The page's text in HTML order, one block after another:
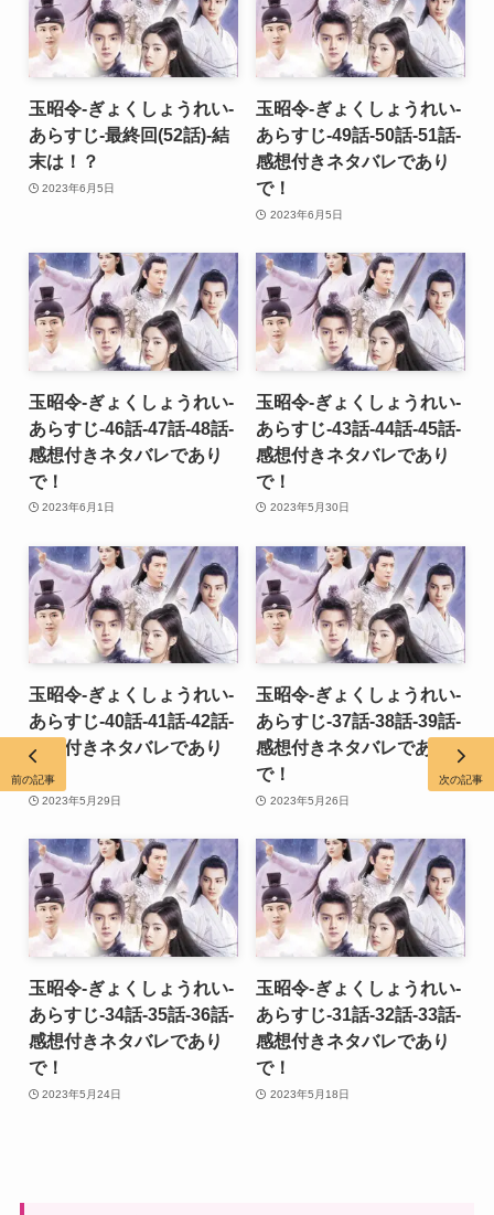
玉昭令-ぎょくしょうれい-
あらすじ-最終回(52話)-結
末は！？
2023年6月5日
玉昭令-ぎょくしょうれい-
あらすじ-49話-50話-51話-
感想付きネタバレであり
で！
2023年6月5日
玉昭令-ぎょくしょうれい-
あらすじ-46話-47話-48話-
感想付きネタバレであり
で！
2023年6月1日
玉昭令-ぎょくしょうれい-
あらすじ-43話-44話-45話-
感想付きネタバレであり
で！
2023年5月30日
玉昭令-ぎょくしょうれい-
あらすじ-40話-41話-42話-
感想付きネタバレであり
で！
2023年5月29日
玉昭令-ぎょくしょうれい-
あらすじ-37話-38話-39話-
感想付きネタバレであり
で！
2023年5月26日
玉昭令-ぎょくしょうれい-
あらすじ-34話-35話-36話-
感想付きネタバレであり
で！
2023年5月24日
玉昭令-ぎょくしょうれい-
あらすじ-31話-32話-33話-
感想付きネタバレであり
で！
2023年5月18日
前の記事 次の記事